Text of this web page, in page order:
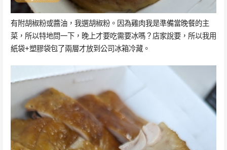
有附胡椒粉或醬油，我選胡椒粉。因為雞肉我是準備當晚餐的主
菜，所以特地問一下，晚上才要吃需要冰嗎？店家說要，所以我用
紙袋+塑膠袋包了兩層才放到公司冰箱冷藏。